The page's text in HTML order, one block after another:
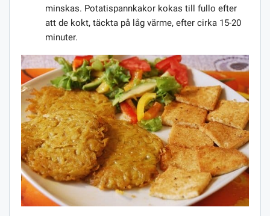
minskas. Potatispannkakor kokas till fullo efter
att de kokt, täckta på låg värme, efter cirka 15-20
minuter.